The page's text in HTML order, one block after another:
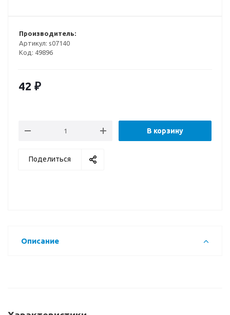
Производитель:
Артикул: s07140
Код: 49896
42 ₽
В корзину
Поделиться
Описание